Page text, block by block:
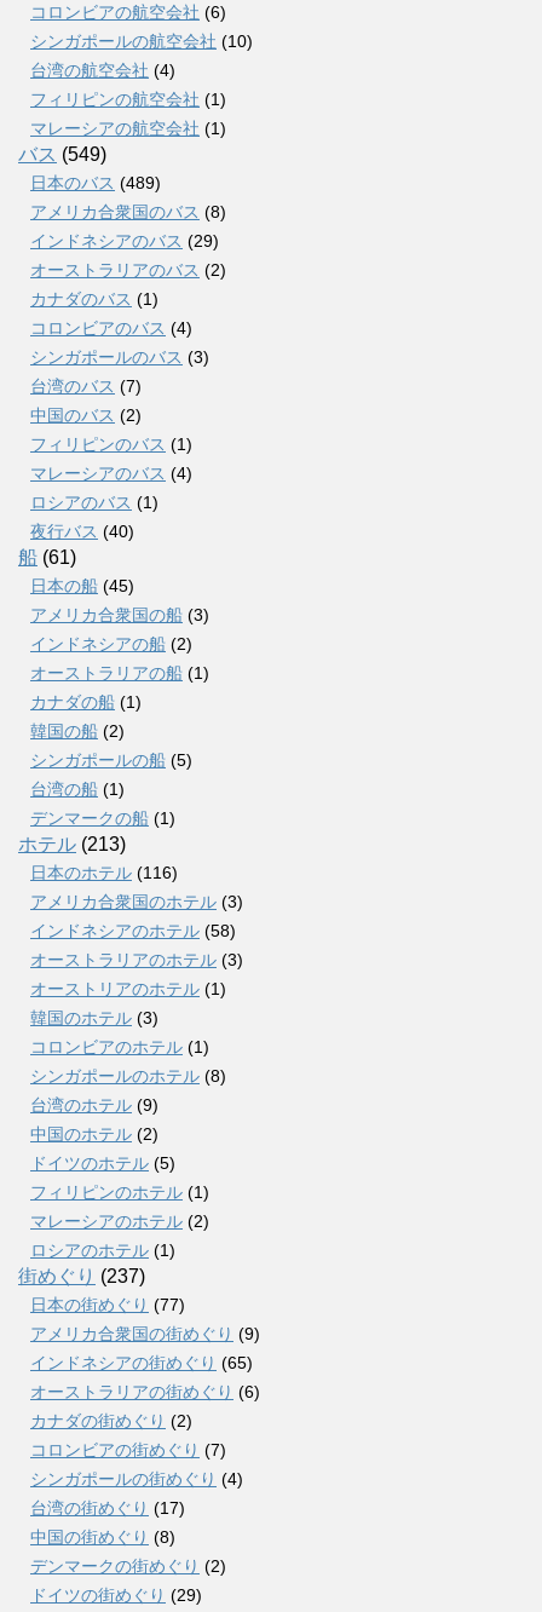
コロンビアの航空会社 (6)
シンガポールの航空会社 (10)
台湾の航空会社 (4)
フィリピンの航空会社 (1)
マレーシアの航空会社 (1)
バス (549)
日本のバス (489)
アメリカ合衆国のバス (8)
インドネシアのバス (29)
オーストラリアのバス (2)
カナダのバス (1)
コロンビアのバス (4)
シンガポールのバス (3)
台湾のバス (7)
中国のバス (2)
フィリピンのバス (1)
マレーシアのバス (4)
ロシアのバス (1)
夜行バス (40)
船 (61)
日本の船 (45)
アメリカ合衆国の船 (3)
インドネシアの船 (2)
オーストラリアの船 (1)
カナダの船 (1)
韓国の船 (2)
シンガポールの船 (5)
台湾の船 (1)
デンマークの船 (1)
ホテル (213)
日本のホテル (116)
アメリカ合衆国のホテル (3)
インドネシアのホテル (58)
オーストラリアのホテル (3)
オーストリアのホテル (1)
韓国のホテル (3)
コロンビアのホテル (1)
シンガポールのホテル (8)
台湾のホテル (9)
中国のホテル (2)
ドイツのホテル (5)
フィリピンのホテル (1)
マレーシアのホテル (2)
ロシアのホテル (1)
街めぐり (237)
日本の街めぐり (77)
アメリカ合衆国の街めぐり (9)
インドネシアの街めぐり (65)
オーストラリアの街めぐり (6)
カナダの街めぐり (2)
コロンビアの街めぐり (7)
シンガポールの街めぐり (4)
台湾の街めぐり (17)
中国の街めぐり (8)
デンマークの街めぐり (2)
ドイツの街めぐり (29)